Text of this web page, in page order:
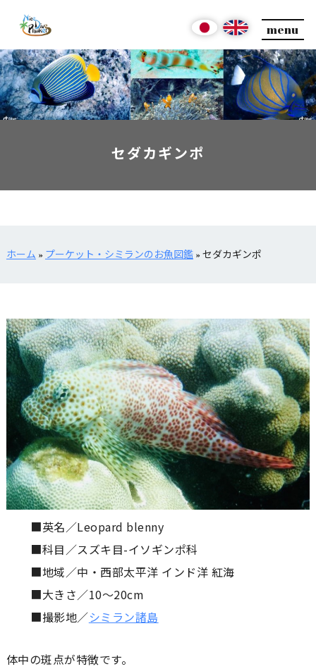
menu
セダカギンポ
ホーム » プーケット・シミランのお魚図鑑» セダカギンポ
■英名／Leopard blenny
■科目／スズキ目-イソギンポ科
■地域／中・西部太平洋 インド洋 紅海
■大きさ／10〜20cm
■撮影地／シミラン諸島
体中の斑点が特徴です。